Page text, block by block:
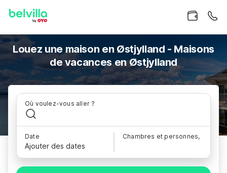
Louez une maison en Østjylland - Maisons
de vacances en Østjylland
Où voulez-vous aller ?
Date
Ajouter des dates
Chambres et personnes,